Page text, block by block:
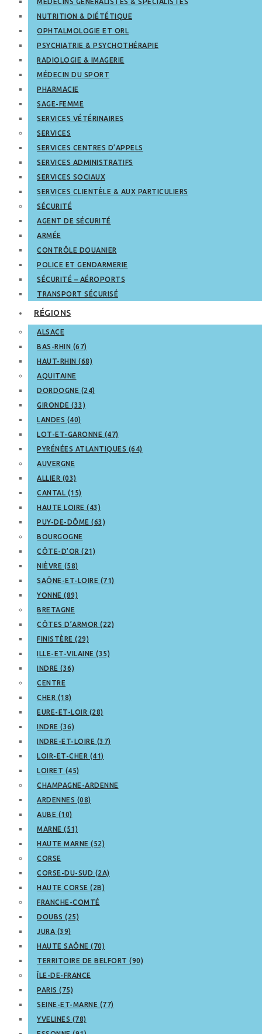
NUTRITION & DIÉTÉTIQUE
OPHTALMOLOGIE ET ORL
PSYCHIATRIE & PSYCHOTHÉRAPIE
RADIOLOGIE & IMAGERIE
MÉDECIN DU SPORT
PHARMACIE
SAGE-FEMME
SERVICES VÉTÉRINAIRES
SERVICES
SERVICES CENTRES D’APPELS
SERVICES ADMINISTRATIFS
SERVICES SOCIAUX
SERVICES CLIENTÈLE & AUX PARTICULIERS
SÉCURITÉ
AGENT DE SÉCURITÉ
ARMÉE
CONTRÔLE DOUANIER
POLICE ET GENDARMERIE
SÉCURITÉ – AÉROPORTS
TRANSPORT SÉCURISÉ
RÉGIONS
ALSACE
BAS-RHIN (67)
HAUT-RHIN (68)
AQUITAINE
DORDOGNE (24)
GIRONDE (33)
LANDES (40)
LOT-ET-GARONNE (47)
PYRÉNÉES ATLANTIQUES (64)
AUVERGNE
ALLIER (03)
CANTAL (15)
HAUTE LOIRE (43)
PUY-DE-DÔME (63)
BOURGOGNE
CÔTE-D’OR (21)
NIÈVRE (58)
SAÔNE-ET-LOIRE (71)
YONNE (89)
BRETAGNE
CÔTES D’ARMOR (22)
FINISTÈRE (29)
ILLE-ET-VILAINE (35)
INDRE (36)
CENTRE
CHER (18)
EURE-ET-LOIR (28)
INDRE (36)
INDRE-ET-LOIRE (37)
LOIR-ET-CHER (41)
LOIRET (45)
CHAMPAGNE-ARDENNE
ARDENNES (08)
AUBE (10)
MARNE (51)
HAUTE MARNE (52)
CORSE
CORSE-DU-SUD (2A)
HAUTE CORSE (2B)
FRANCHE-COMTÉ
DOUBS (25)
JURA (39)
HAUTE SAÔNE (70)
TERRITOIRE DE BELFORT (90)
ÎLE-DE-FRANCE
PARIS (75)
SEINE-ET-MARNE (77)
YVELINES (78)